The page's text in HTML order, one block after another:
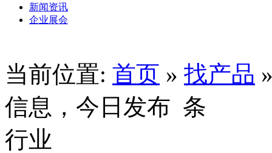
新闻资讯
企业展会
当前位置: 首页 » 找产品
信息，今日发布 条
行业